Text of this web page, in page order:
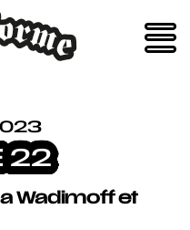
22
Wadimoff et